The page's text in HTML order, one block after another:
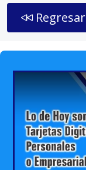
Regresar